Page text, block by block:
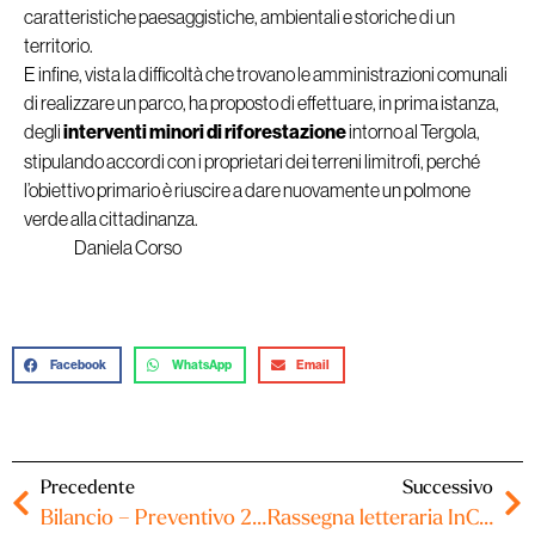
caratteristiche paesaggistiche, ambientali e storiche di un
territorio.
E infine, vista la difficoltà che trovano le amministrazioni comunali
di realizzare un parco, ha proposto di effettuare, in prima istanza,
degliinterventi minori di riforestazioneintorno al Tergola,
stipulando accordi con i proprietari dei terreni limitrofi, perché
l’obiettivo primario è riuscire a dare nuovamente un polmone
verde alla cittadinanza.
Daniela Corso
Facebook WhatsApp Email
Precedente
Bilancio – Preventivo 2025
Successivo
Rassegna letteraria InChiostro 2025 – Incontro con l’autore Paolo Malaguti (22/05/2025)